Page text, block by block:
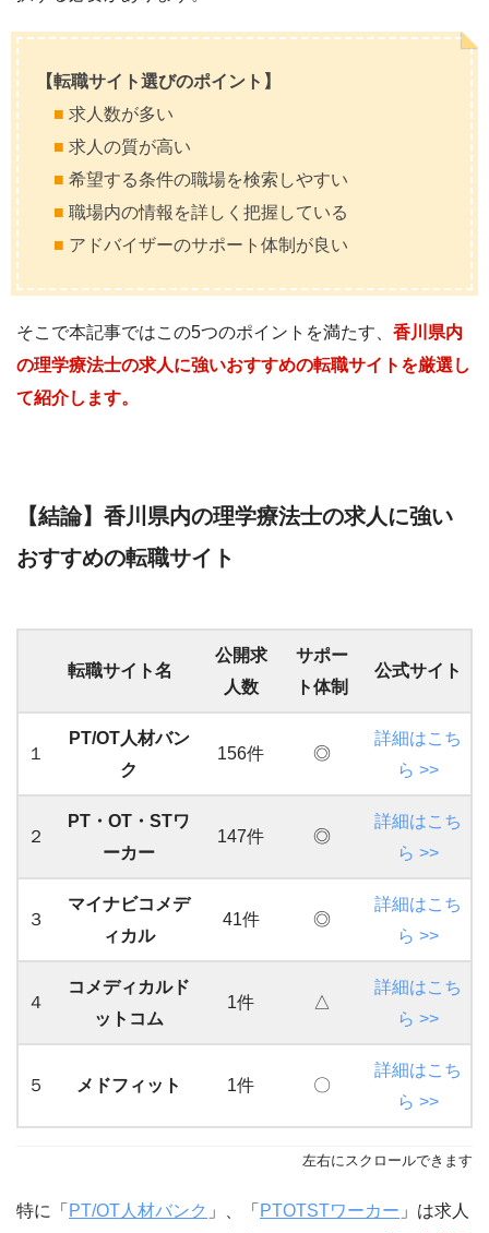
【転職サイト選びのポイント】
■ 求人数が多い
■ 求人の質が高い
■ 希望する条件の職場を検索しやすい
■ 職場内の情報を詳しく把握している
■ アドバイザーのサポート体制が良い
そこで本記事ではこの5つのポイントを満たす、 香川県内
の理学療法士の求人に強いおすすめの転職サイトを厳選し
て紹介します。
【結論】香川県内の理学療法士の求人に強い
おすすめの転職サイト
転職サイト名
公開求
人数
サポー
ト体制
公式サイト
１
PT/OT人材バン
ク
156件 ◎
詳細はこち
ら >>
２
PT・OT・STワ
ーカー
147件 ◎
詳細はこち
ら >>
３
マイナビコメデ
ィカル
41件 ◎
詳細はこち
ら >>
４
コメディカルド
ットコム
1件 △
詳細はこち
ら >>
５ メドフィット 1件 〇
詳細はこち
ら >>
左右にスクロールできます
特に「 PT/OT人材バンク 」、「 PTOTSTワーカー 」は求人